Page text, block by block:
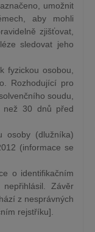
umožnit
aby mohli
zjišťovat,
sledovat jeho
osobou,
Rozhodující pro
soudu,
než 30 dnů před
osoby (dlužníka)
(informace se
o identifikačním
Závěr
z nesprávných
rejstříku].